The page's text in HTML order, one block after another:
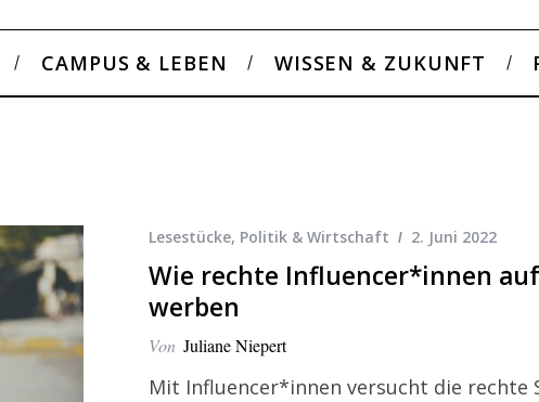
CAMPUS & LEBEN WISSEN & ZUKUNFT
Lesestücke, Politik & Wirtschaft 2. Juni 2022
Wie rechte Influencer*innen
werben
Von Juliane Niepert
Mit Influencer*innen versucht die